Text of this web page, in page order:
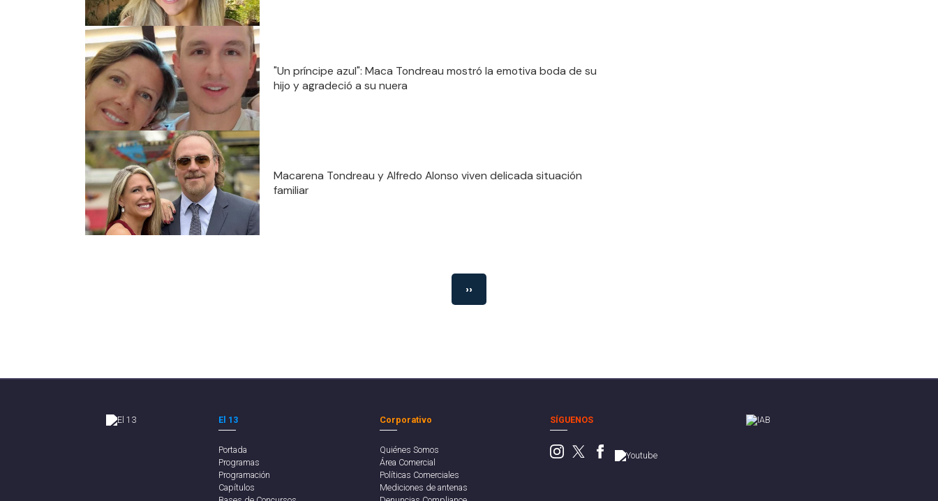
"Un príncipe azul": Maca Tondreau mostró la emotiva boda de su
hijo y agradeció a su nuera
Macarena Tondreau y Alfredo Alonso viven delicada situación
familiar
››
El 13
Portada
Programas
Programación
Capítulos
Corporativo
Quiénes Somos
Área Comercial
Políticas Comerciales
Mediciones de antenas
SÍGUENOS